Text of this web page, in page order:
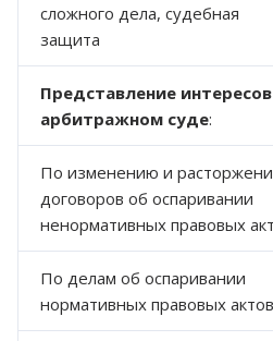
сложного дела, судебная
защита
Представление
арбитражном суде:
По изменению и
договоров об оспаривании
ненормативных правовых
По делам об оспаривании
нормативных правовых актов